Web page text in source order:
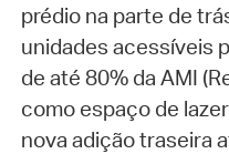
prédio na parte de
unidades acessíveis
de até 80% da AMI
como espaço de
nova adição traseira